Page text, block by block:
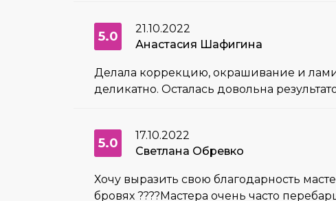
5.0
21.10.2022
Анастасия Шафигина
Делала коррекцию, окрашивание и
деликатно. Осталась довольна
5.0
17.10.2022
Светлана Обревко
Хочу выразить свою благодарность
бровях ????Мастера очень часто